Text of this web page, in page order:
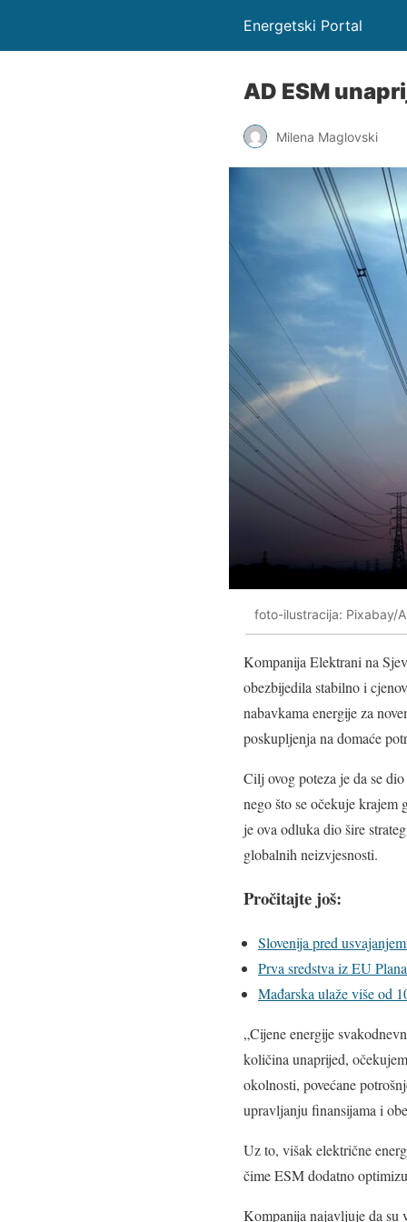
Energetski Portal
AD ESM
Milena Maglovski
foto-ilustracija: Pixabay/
Kompanija Elektrani na
obezbijedila stabilno i
nabavkama energije za
poskupljenja na domaće
Cilj ovog poteza je da se
nego što se očekuje krajem
je ova odluka dio šire
globalnih neizvjesnosti.
Pročitajte još:
Slovenija pred
Prva sredstva iz EU
Mađarska ulaže više od
„Cijene energije
količina unaprijed,
okolnosti, povećane
upravljanju finansijama i
Uz to, višak električne
čime ESM dodatno
Kompanija najavljuje da su